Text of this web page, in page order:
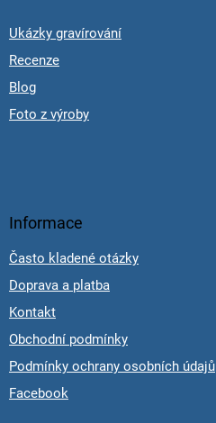
Ukázky gravírování
Recenze
Blog
Foto z výroby
Informace
Často kladené otázky
Doprava a platba
Kontakt
Obchodní podmínky
Podmínky ochrany osobních údajů
Facebook